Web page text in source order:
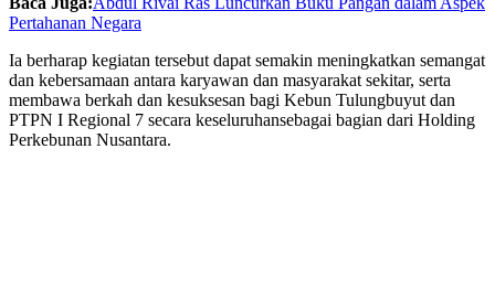
Pertahanan Negara
Ia berharap kegiatan tersebut dapat semakin meningkatkan semangat
dan kebersamaan antara karyawan dan masyarakat sekitar, serta
membawa berkah dan kesuksesan bagi Kebun Tulungbuyut dan
PTPN I Regional 7 secara keseluruhansebagai bagian dari Holding
Perkebunan Nusantara.